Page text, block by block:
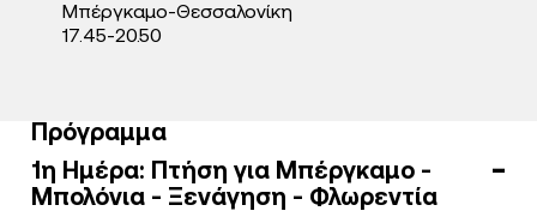
Μπέργκαμο-Θεσσαλονίκη
17.45-20.50
Πρόγραμμα
1η Ημέρα: Πτήση για Μπέργκαμο -
Μπολόνια - Ξενάγηση - Φλωρεντία